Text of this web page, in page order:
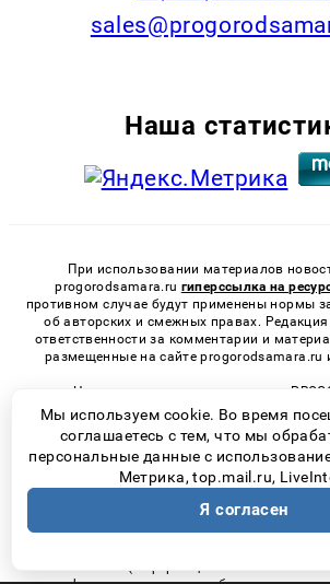
Наша
При использовании материалов
progorodsamara.ru гиперссылка на
противном случае будут применены нормы
об авторских и смежных правах. Редакция
ответственности за комментарии и
размещенные на сайте progorodsamara.ru
Наименование: сетевое издание
(ПРОГОРОДСАМАРА) Учредитель: ООО
редактор: Романова А.А. Электронная
progorodsamara@progorodsamara.ru,
905-00-63. Свидетельство о
65325 от 12 апреля 2016г. выдано
надзору в сфере связи, информационных
коммуникаций. Возрастная
Мы используем cookie. Во время
соглашаетесь с тем, что мы
персональные данные с
Метрика, top.mail.ru,
Я согласен